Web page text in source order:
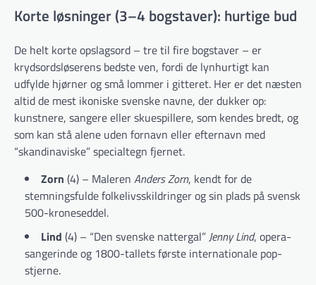
Korte løsninger (3–4 bogstaver): hurtige bud
De helt korte opslagsord – tre til fire bogstaver – er
krydsordsløserens bedste ven, fordi de lynhurtigt kan
udfylde hjørner og små lommer i gitteret. Her er det næsten
altid de mest ikoniske svenske navne, der dukker op:
kunstnere, sangere eller skuespillere, som kendes bredt, og
som kan stå alene uden fornavn eller efternavn med
“skandinaviske” specialtegn fjernet.
Zorn (4) – Maleren Anders Zorn, kendt for de
stemningsfulde folkelivsskildringer og sin plads på svensk
500-kroneseddel.
Lind (4) – “Den svenske nattergal”Jenny Lind, opera­
sangerinde og 1800-tallets første internationale pop­
stjerne.